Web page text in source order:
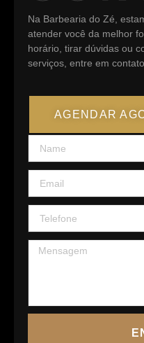
Na Barbearia do Zé ,
atender você da melhor
horário, tirar dúvidas ou
serviços, entre em
AGENDAR